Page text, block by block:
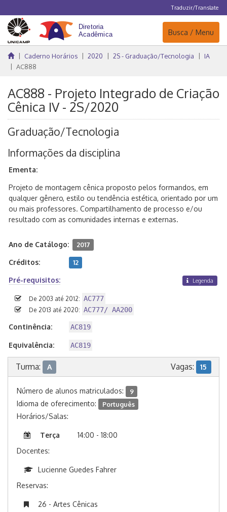
Traduzir/Translate
Navegação
Busca / Menu
Caderno Horários 2020 2S - Graduação/Tecnologia
IA
AC888
AC888 - Projeto Integrado de Criação
Cênica IV - 2S/2020
Graduação/Tecnologia
Informações da disciplina
Ementa:
Projeto de montagem cênica proposto pelos formandos, em
qualquer gênero, estilo ou tendência estética, orientado por um
ou mais professores. Compartilhamento de processo e/ou
resultado com as comunidades internas e externas.
Ano de Catálogo: 2017
Créditos: 12
Pré-requisitos: Legenda
De 2003 até 2012: AC777
De 2013 até 2020: AC777/ AA200
Continência: AC819
Equivalência: AC819
Turma: A Vagas: 15
Número de alunos matriculados: 9
Idioma de oferecimento: Português
Horários/Salas:
Terça
14:00 - 18:00
Docentes:
Lucienne Guedes Fahrer
Reservas:
26 - Artes Cênicas